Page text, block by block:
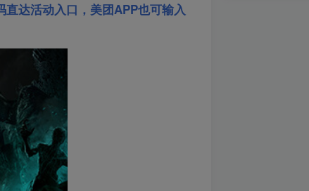
达活动入口，美团APP也可输入